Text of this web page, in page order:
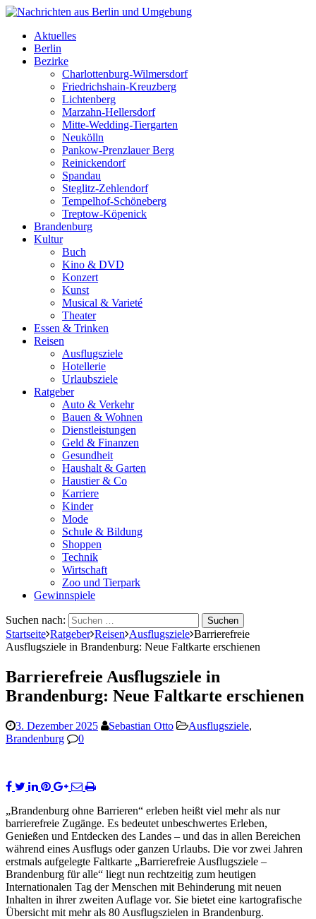
Aktuelles
Berlin
Bezirke
Charlottenburg-Wilmersdorf
Friedrichshain-Kreuzberg
Lichtenberg
Marzahn-Hellersdorf
Mitte-Wedding-Tiergarten
Neukölln
Pankow-Prenzlauer Berg
Reinickendorf
Spandau
Steglitz-Zehlendorf
Tempelhof-Schöneberg
Treptow-Köpenick
Brandenburg
Kultur
Buch
Kino & DVD
Konzert
Kunst
Musical & Varieté
Theater
Essen & Trinken
Reisen
Ausflugsziele
Hotellerie
Urlaubsziele
Ratgeber
Auto & Verkehr
Bauen & Wohnen
Dienstleistungen
Geld & Finanzen
Gesundheit
Haushalt & Garten
Haustier & Co
Karriere
Kinder
Mode
Schule & Bildung
Shoppen
Technik
Wirtschaft
Zoo und Tierpark
Gewinnspiele
Suchen nach:
Startseite Ratgeber Reisen Ausflugsziele Barrierefreie
Ausflugsziele in Brandenburg: Neue Faltkarte erschienen
Barrierefreie Ausflugsziele in
Brandenburg: Neue Faltkarte erschienen
3. Dezember 2025 Sebastian Otto Ausflugsziele,
Brandenburg
0
„Brandenburg ohne Barrieren“ erleben heißt viel mehr als nur
barrierefreie Zugänge. Es bedeutet unbeschwertes Erleben,
Genießen und Entdecken des Landes – und das in allen Bereichen
während eines Ausflugs oder ganzen Urlaubs. Die vor zwei Jahren
erstmals aufgelegte Faltkarte „Barrierefreie Ausflugsziele –
Brandenburg für alle“ liegt nun rechtzeitig zum heutigen
Internationalen Tag der Menschen mit Behinderung mit neuen
Inhalten in ihrer zweiten Auflage vor. Sie bietet eine kartografische
Übersicht mit mehr als 80 Ausflugszielen in Brandenburg.